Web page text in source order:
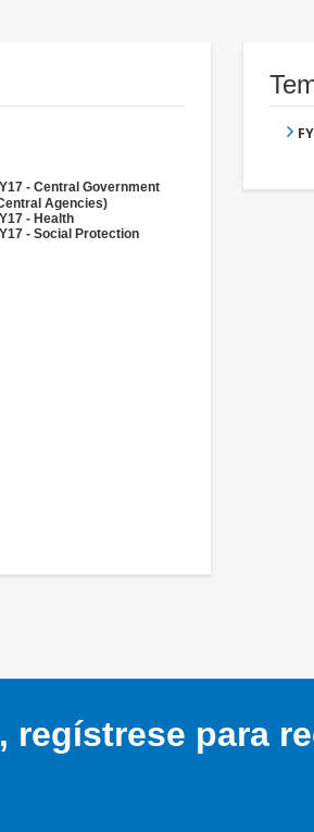
- Central Government
Agencies)
- Health
- Social Protection
regístrese para